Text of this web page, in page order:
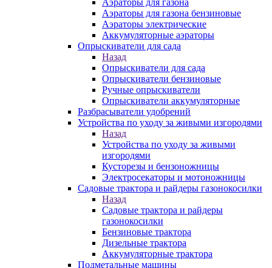
Аэраторы для газона
Аэраторы для газона бензиновые
Аэраторы электрические
Аккумуляторные аэраторы
Опрыскиватели для сада
Назад
Опрыскиватели для сада
Опрыскиватели бензиновые
Ручные опрыскиватели
Опрыскиватели аккумуляторные
Разбрасыватели удобрений
Устройства по уходу за живыми изгородями
Назад
Устройства по уходу за живыми
изгородями
Кусторезы и бензоножницы
Электросекаторы и мотоножницы
Садовые трактора и райдеры газонокосилки
Назад
Садовые трактора и райдеры
газонокосилки
Бензиновые трактора
Дизельные трактора
Аккумуляторные трактора
Подметальные машины